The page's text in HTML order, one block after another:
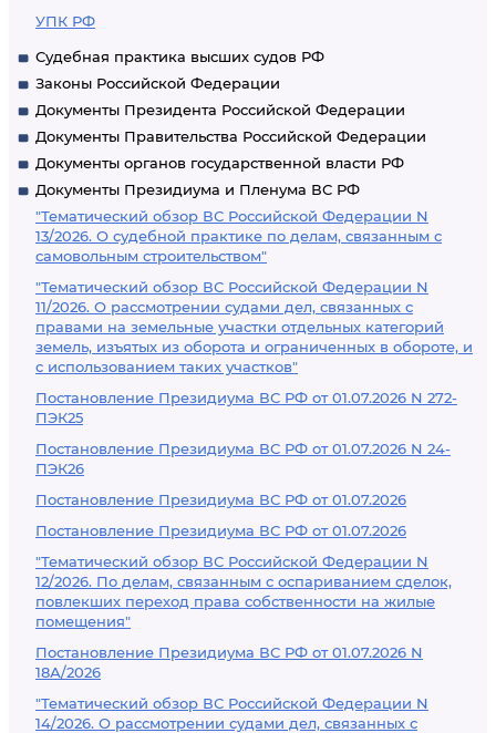
УПК РФ
Судебная практика высших судов РФ
Законы Российской Федерации
Документы Президента Российской Федерации
Документы Правительства Российской Федерации
Документы органов государственной власти РФ
Документы Президиума и Пленума ВС РФ
"Тематический обзор ВС Российской Федерации N
13/2026. О судебной практике по делам, связанным с
самовольным строительством"
"Тематический обзор ВС Российской Федерации N
11/2026. О рассмотрении судами дел, связанных с
правами на земельные участки отдельных категорий
земель, изъятых из оборота и ограниченных в обороте, и
с использованием таких участков"
Постановление Президиума ВС РФ от 01.07.2026 N 272-
ПЭК25
Постановление Президиума ВС РФ от 01.07.2026 N 24-
ПЭК26
Постановление Президиума ВС РФ от 01.07.2026
Постановление Президиума ВС РФ от 01.07.2026
"Тематический обзор ВС Российской Федерации N
12/2026. По делам, связанным с оспариванием сделок,
повлекших переход права собственности на жилые
помещения"
Постановление Президиума ВС РФ от 01.07.2026 N
18А/2026
"Тематический обзор ВС Российской Федерации N
14/2026. О рассмотрении судами дел, связанных с